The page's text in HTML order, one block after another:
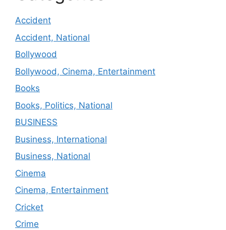
Accident
Accident, National
Bollywood
Bollywood, Cinema, Entertainment
Books
Books, Politics, National
BUSINESS
Business, International
Business, National
Cinema
Cinema, Entertainment
Cricket
Crime